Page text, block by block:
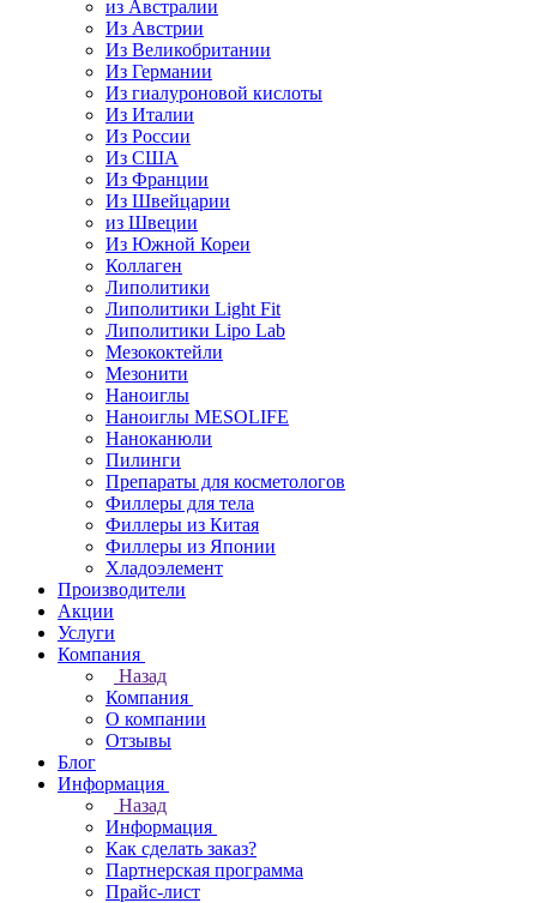
из Австралии
Из Австрии
Из Великобритании
Из Германии
Из гиалуроновой кислоты
Из Италии
Из России
Из США
Из Франции
Из Швейцарии
из Швеции
Из Южной Кореи
Коллаген
Липолитики
Липолитики Light Fit
Липолитики Lipo Lab
Мезококтейли
Мезонити
Наноиглы
Наноиглы MESOLIFE
Наноканюли
Пилинги
Препараты для косметологов
Филлеры для тела
Филлеры из Китая
Филлеры из Японии
Хладоэлемент
Производители
Акции
Услуги
Компания
Назад
Компания
О компании
Отзывы
Блог
Информация
Назад
Информация
Как сделать заказ?
Партнерская программа
Прайс-лист